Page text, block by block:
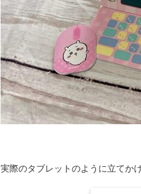
実際のタブレットのように立てか